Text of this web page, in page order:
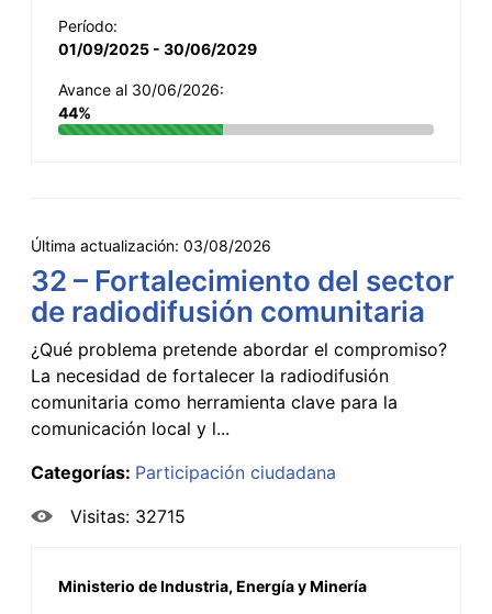
Período:
01/09/2025 - 30/06/2029
Avance al 30/06/2026:
44%
Última actualización: 03/08/2026
32 – Fortalecimiento del sector
de radiodifusión comunitaria
¿Qué problema pretende abordar el compromiso?
La necesidad de fortalecer la radiodifusión
comunitaria como herramienta clave para la
comunicación local y l...
Categorías: Participación ciudadana
Visitas: 32715
Ministerio de Industria, Energía y Minería